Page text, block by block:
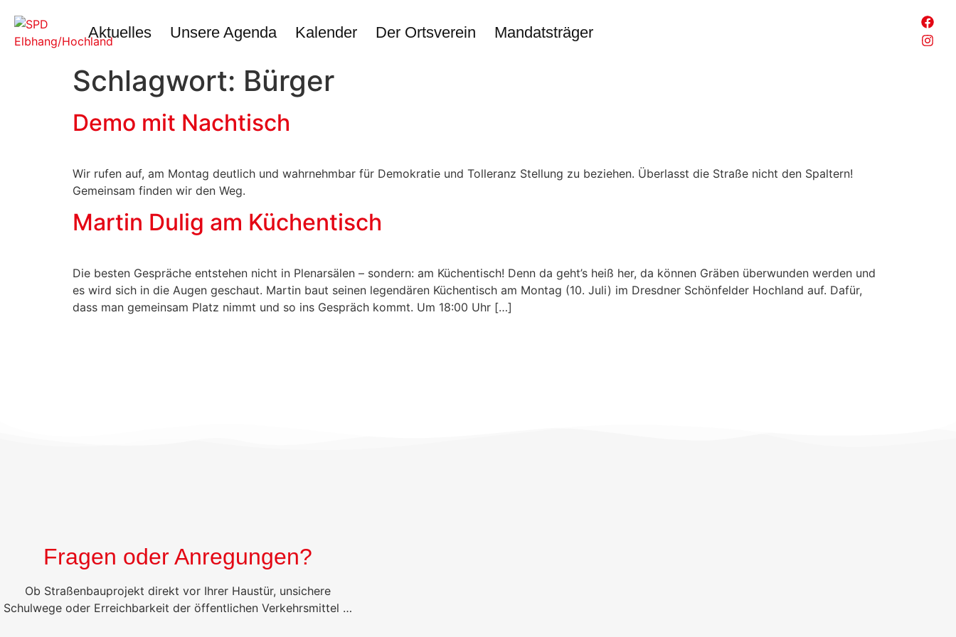
springen
Aktuelles Unsere Agenda Kalender Der Ortsverein Mandatsträger
Schlagwort: Bürger
Demo mit Nachtisch
Wir rufen auf, am Montag deutlich und wahrnehmbar für Demokratie und Tolleranz Stellung zu beziehen. Überlasst die Straße nicht den Spaltern!
Gemeinsam finden wir den Weg.
Martin Dulig am Küchentisch
Die besten Gespräche entstehen nicht in Plenarsälen – sondern: am Küchentisch! Denn da geht’s heiß her, da können Gräben überwunden werden und
es wird sich in die Augen geschaut. Martin baut seinen legendären Küchentisch am Montag (10. Juli) im Dresdner Schönfelder Hochland auf. Dafür,
dass man gemeinsam Platz nimmt und so ins Gespräch kommt. Um 18:00 Uhr […]
Fragen oder Anregungen?
Ob Straßenbauprojekt direkt vor Ihrer Haustür, unsichere
Schulwege oder Erreichbarkeit der öffentlichen Verkehrsmittel …